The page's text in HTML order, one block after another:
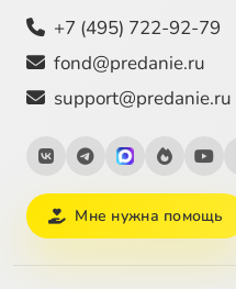
+7 (495) 722-92-79
fond@predanie.ru
support@predanie.ru
Мне нужна помощь